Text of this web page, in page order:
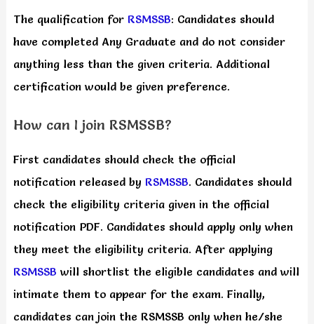
The qualification for RSMSSB: Candidates should
have completed Any Graduate and do not consider
anything less than the given criteria. Additional
certification would be given preference.
How can I join RSMSSB?
First candidates should check the official
notification released by RSMSSB. Candidates should
check the eligibility criteria given in the official
notification PDF. Candidates should apply only when
they meet the eligibility criteria. After applying
RSMSSB will shortlist the eligible candidates and will
intimate them to appear for the exam. Finally,
candidates can join the RSMSSB only when he/she